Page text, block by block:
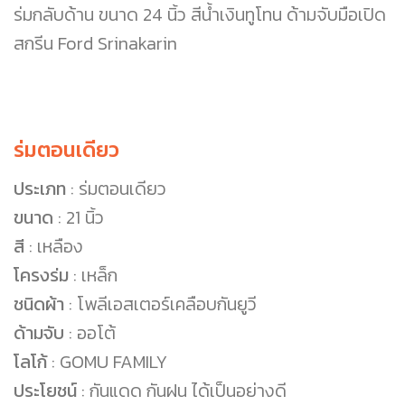
ร่มกลับด้าน ขนาด 24 นิ้ว สีน้ำเงินทูโทน ด้ามจับมือเปิด
สกรีน Ford Srinakarin
ร่มตอนเดียว
ประเภท : ร่มตอนเดียว
ขนาด : 21 นิ้ว
สี : เหลือง
โครงร่ม : เหล็ก
ชนิดผ้า : โพลีเอสเตอร์เคลือบกันยูวี
ด้ามจับ : ออโต้
โลโก้: GOMU FAMILY
ประโยชน์ : กันแดด กันฝน ได้เป็นอย่างดี